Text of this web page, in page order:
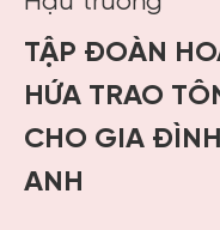
TẬP ĐOÀN
HỨA TRAO
CHO GIA
ANH